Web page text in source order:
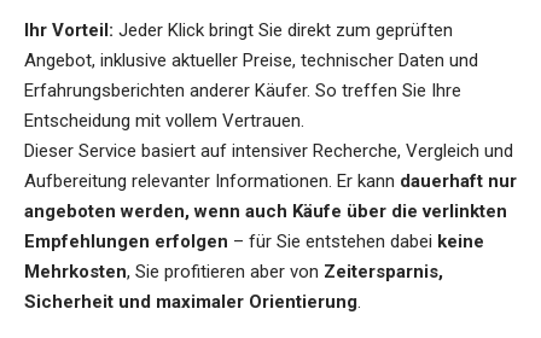
Ihr Vorteil: Jeder Klick bringt Sie direkt zum geprüften
Angebot, inklusive aktueller Preise, technischer Daten und
Erfahrungsberichten anderer Käufer. So treffen Sie Ihre
Entscheidung mit vollem Vertrauen.
Dieser Service basiert auf intensiver Recherche, Vergleich und
Aufbereitung relevanter Informationen. Er kann dauerhaft nur
angeboten werden, wenn auch Käufe über die verlinkten
Empfehlungen erfolgen – für Sie entstehen dabei keine
Mehrkosten, Sie profitieren aber von Zeitersparnis,
Sicherheit und maximaler Orientierung.